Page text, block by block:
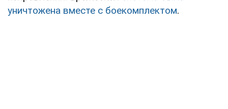
уничтожена вместе с боекомплектом.